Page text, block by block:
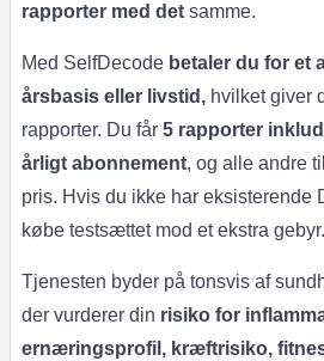
rapporter med det samme.
Med SelfDecode betaler du for et
årsbasis eller livstid, hvilket giver
rapporter. Du får5 rapporter
årligt abonnement, og alle andre
pris. Hvis du ikke har eksisterende
købe testsættet mod et ekstra gebyr.
Tjenesten byder på tonsvis af
der vurderer din risiko for
ernæringsprofil, kræftrisiko,